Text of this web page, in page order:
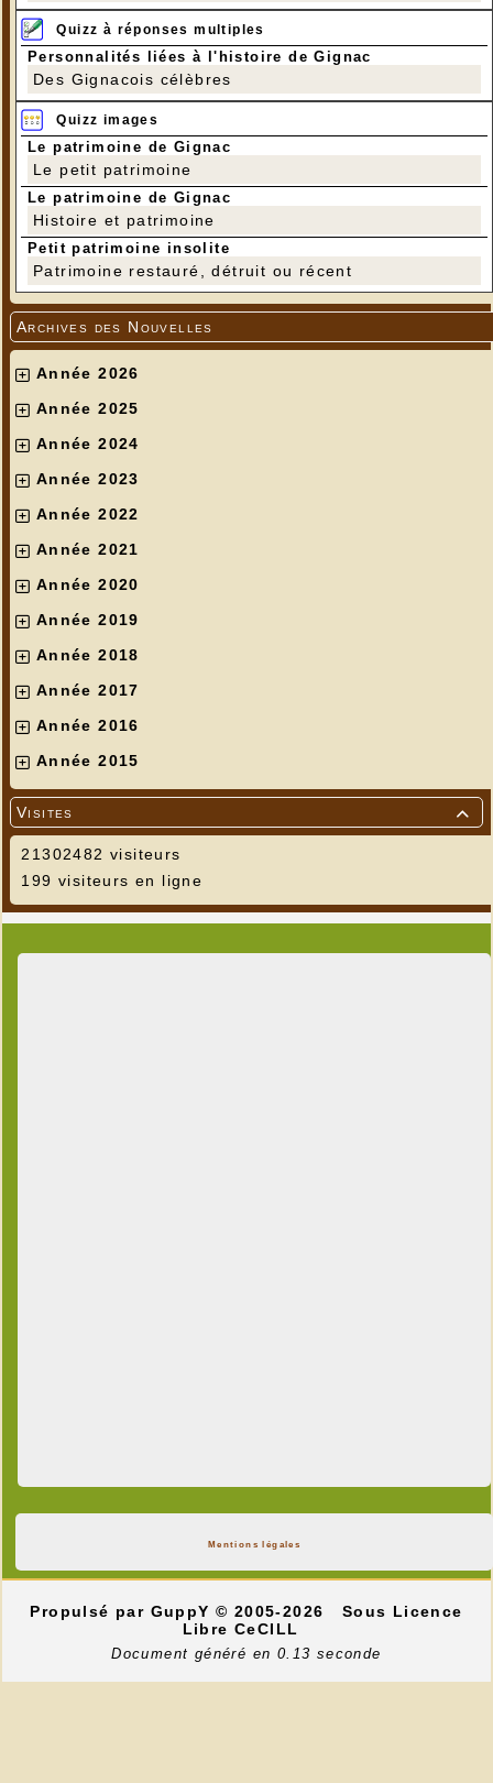
Quizz à réponses multiples
Personnalités liées à l'histoire de Gignac
Des Gignacois célèbres
Quizz images
Le patrimoine de Gignac
Le petit patrimoine
Le patrimoine de Gignac
Histoire et patrimoine
Petit patrimoine insolite
Patrimoine restauré, détruit ou récent
Archives des Nouvelles
Année 2026
Année 2025
Année 2024
Année 2023
Année 2022
Année 2021
Année 2020
Année 2019
Année 2018
Année 2017
Année 2016
Année 2015

Visites
21302482 visiteurs
199 visiteurs en ligne
Mentions légales
Propulsé par GuppY© 2005-2026
Sous Licence
Libre CeCILL
Document généré en 0.13 seconde